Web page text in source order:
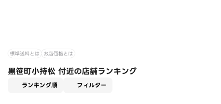
標準送料とは お店価格とは
黒笹町小持松 付近の店舗ランキング
ランキング順 フィルター